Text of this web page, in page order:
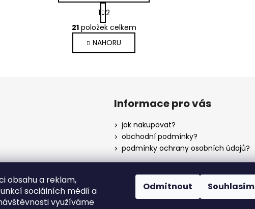
obsahu a reklam,
sociálních médií a
využíváme
Odmítnout Souhlasím
O
v
l
á
a
y
S
t
r
á
n
k
v
1 2
21položek celkem
NAHORU
Informace pro vás
jak nakupovat?
obchodní podmínky?
podmínky ochrany osobních údajů?
instagram?